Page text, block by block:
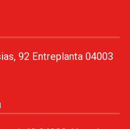
92 Entreplanta 04003